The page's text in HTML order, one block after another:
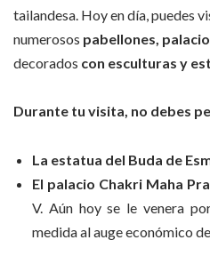
tailandesa. Hoy en día, puedes
numerosos pabellones,
decorados con esculturas y
Durante tu visita, no debes
La estatua del Buda de
El palacio Chakri Maha
V. Aún hoy se le venera
medida al auge económico